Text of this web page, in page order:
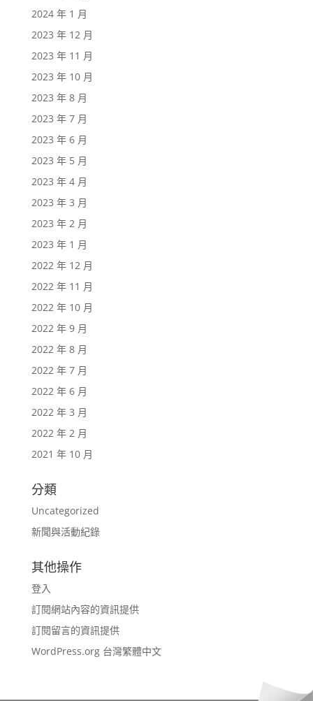
2024 年 1 月
2023 年 12 月
2023 年 11 月
2023 年 10 月
2023 年 8 月
2023 年 7 月
2023 年 6 月
2023 年 5 月
2023 年 4 月
2023 年 3 月
2023 年 2 月
2023 年 1 月
2022 年 12 月
2022 年 11 月
2022 年 10 月
2022 年 9 月
2022 年 8 月
2022 年 7 月
2022 年 6 月
2022 年 3 月
2022 年 2 月
2021 年 10 月
分類
Uncategorized
新聞與活動紀錄
其他操作
登入
訂閱網站內容的資訊提供
訂閱留言的資訊提供
WordPress.org 台灣繁體中文